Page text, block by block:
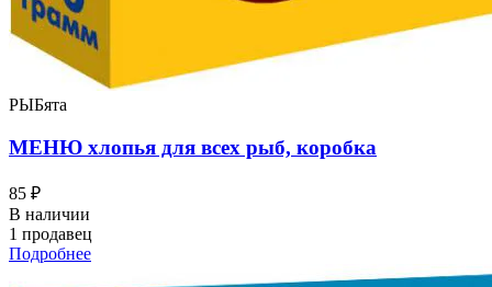
РЫБята
МЕНЮ хлопья для всех рыб, коробка
85 ₽
В наличии
1 продавец
Подробнее